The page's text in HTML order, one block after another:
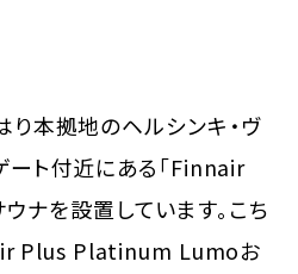
り本拠地のヘルシンキ・ヴ
ト付近にある「Finnair
ナを設置しています。こち
Plus Platinum Lumoお